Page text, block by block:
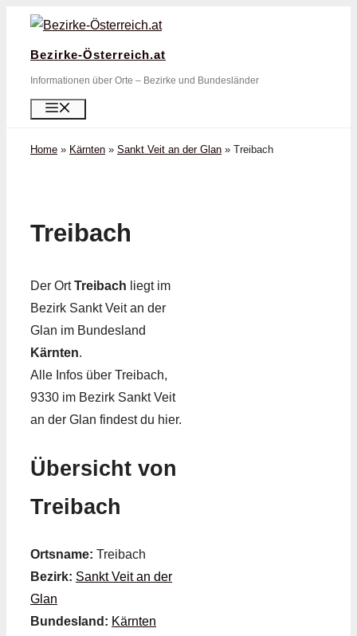
Zum
springen
Bezirke-Österreich.at
Informationen über Orte – Bezirke und Bundesländer
Home » Kärnten » Sankt Veit an der Glan » Treibach
Treibach
Der OrtTreibach liegt im
Bezirk Sankt Veit an der
Glan im Bundesland
Kärnten.
Alle Infos über Treibach,
9330 im Bezirk Sankt Veit
an der Glan findest du hier.
Übersicht von
Treibach
Ortsname: Treibach
Bezirk: Sankt Veit an der
Glan
Bundesland: Kärnten